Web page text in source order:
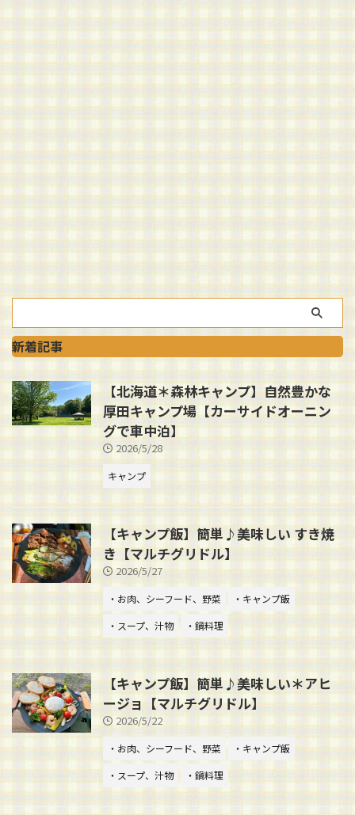
新着記事
【北海道＊森林キャンプ】自然豊かな
厚田キャンプ場【カーサイドオーニン
グで車中泊】
2026/5/28
キャンプ
【キャンプ飯】簡単♪美味しい すき焼
き【マルチグリドル】
2026/5/27
・お肉、シーフード、野菜
・キャンプ飯
・スープ、汁物
・鍋料理
【キャンプ飯】簡単♪美味しい＊アヒ
ージョ【マルチグリドル】
2026/5/22
・お肉、シーフード、野菜
・キャンプ飯
・スープ、汁物
・鍋料理